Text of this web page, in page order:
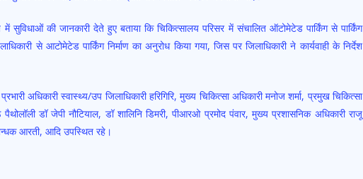
सुविधाओं की जानकारी देते हुए बताया कि चिकित्सालय परिसर में संचालित ऑटोमेटेड पार्किंग से पार्किंग
से आटोमेटेड पार्किंग निर्माण का अनुरोध किया गया, जिस पर जिलाधिकारी ने कार्यवाही के निर्देश
अधिकारी स्वास्थ्य/उप जिलाधिकारी हरिगिरि, मुख्य चिकित्सा अधिकारी मनोज शर्मा, प्रमुख चिकित्सा
डॉ जेपी नौटियाल, डॉ शालिनि डिमरी, पीआरओ प्रमोद पंवार, मुख्य प्रशासनिक अधिकारी राजू
आरती, आदि उपस्थित रहे।